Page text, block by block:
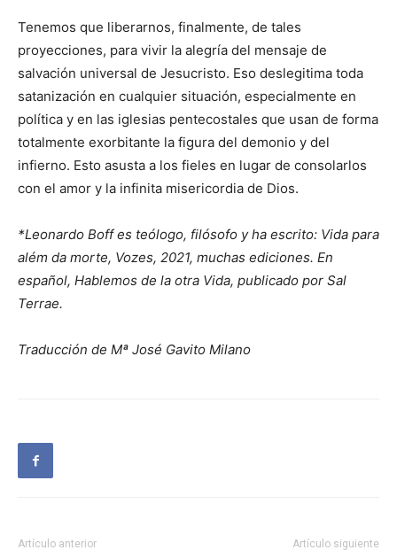
Tenemos que liberarnos, finalmente, de tales
proyecciones, para vivir la alegría del mensaje de
salvación universal de Jesucristo. Eso deslegitima toda
satanización en cualquier situación, especialmente en
política y en las iglesias pentecostales que usan de forma
totalmente exorbitante la figura del demonio y del
infierno. Esto asusta a los fieles en lugar de consolarlos
con el amor y la infinita misericordia de Dios.
*Leonardo Boff es teólogo, filósofo y ha escrito: Vida para
além da morte, Vozes, 2021, muchas ediciones. En
español, Hablemos de la otra Vida, publicado por Sal
Terrae.
Traducción de Mª José Gavito Milano
Artículo anterior Artículo siguiente